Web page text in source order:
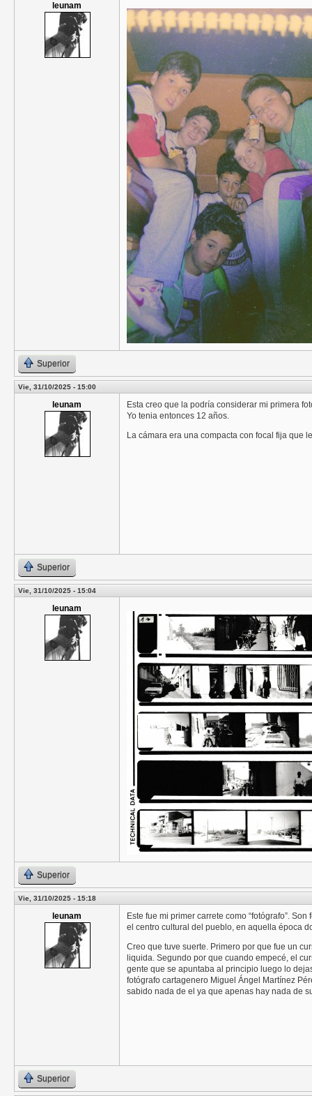
leunam
Superior
Vie, 31/10/2025 - 15:00
leunam
Esta creo que la podría considerar mi primera
Yo tenia entonces 12 años.
La cámara era una compacta con focal fija que
Superior
Vie, 31/10/2025 - 15:04
leunam
Superior
Vie, 31/10/2025 - 15:18
leunam
Este fue mi primer carrete como “fotógrafo”.
el centro cultural del pueblo, en aquella época
Creo que tuve suerte. Primero por que fue un
liquida. Segundo por que cuando empecé, el
gente que se apuntaba al principio luego lo
fotógrafo cartagenero Miguel Ángel Martínez
sabido nada de el ya que apenas hay nada de
Superior